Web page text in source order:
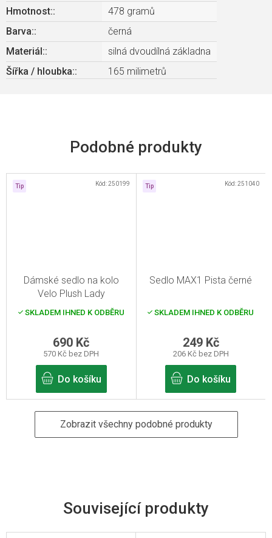
Související produkty
Hmotnost::
478 gramů
Barva::
černá
Materiál::
silná dvoudílná základna
Šířka / hloubka:: 165 milimetrů
Tip
Dámské sedlo na kolo
Velo Plush Lady
SKLADEM IHNED K ODBĚRU
570 Kč bez DPH
690 Kč
Do košíku
Kód:250199 Tip
Sedlo MAX1 Pista černé
SKLADEM IHNED K ODBĚRU
206 Kč bez DPH
249 Kč
Do košíku
Kód:251040
Zobrazit všechny podobné produkty